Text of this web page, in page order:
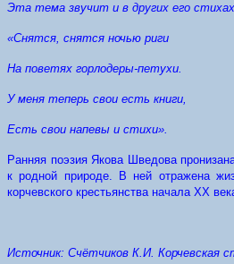
Эта тема звучит и в других его
«Снятся, снятся ночью риги
На поветях горлодеры-петухи.
У меня теперь свои есть книги,
Есть свои напевы и стихи».
Ранняя поэзия Якова Шведова
к родной природе. В ней отражена
корчевского крестьянства начала XX
Источник: Счётчиков К.И. Корчевская